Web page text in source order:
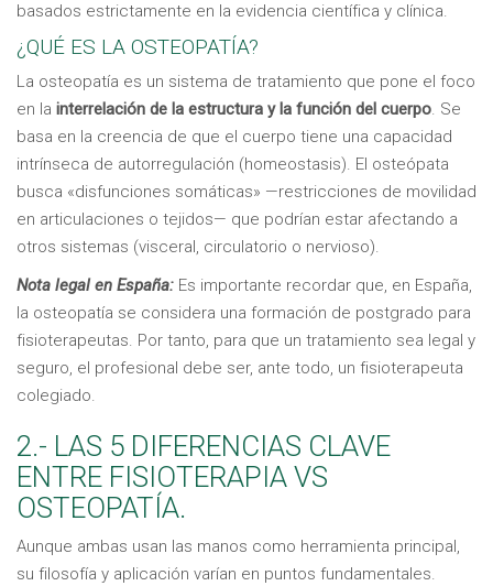
basados estrictamente en la evidencia científica y clínica.
¿QUÉ ES LA OSTEOPATÍA?
La osteopatía es un sistema de tratamiento que pone el foco
en la interrelación de la estructura y la función del cuerpo. Se
basa en la creencia de que el cuerpo tiene una capacidad
intrínseca de autorregulación (homeostasis). El osteópata
busca «disfunciones somáticas» —restricciones de movilidad
en articulaciones o tejidos— que podrían estar afectando a
otros sistemas (visceral, circulatorio o nervioso).
Nota legal en España: Es importante recordar que, en España,
la osteopatía se considera una formación de postgrado para
fisioterapeutas. Por tanto, para que un tratamiento sea legal y
seguro, el profesional debe ser, ante todo, un fisioterapeuta
colegiado.
2.- LAS 5 DIFERENCIAS CLAVE
ENTRE FISIOTERAPIA VS
OSTEOPATÍA.
Aunque ambas usan las manos como herramienta principal,
su filosofía y aplicación varían en puntos fundamentales.